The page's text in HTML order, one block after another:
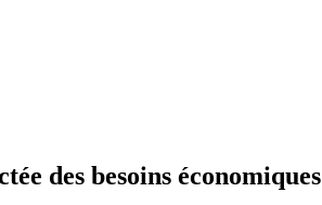
des besoins économiques